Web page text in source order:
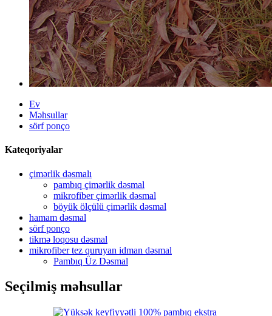
Ev
Məhsullar
sörf ponço
Kateqoriyalar
çimərlik dəsmalı
pambıq çimərlik dəsmal
mikrofiber çimərlik dəsmal
böyük ölçülü çimərlik dəsmal
hamam dəsmal
sörf ponço
tikmə loqosu dəsmal
mikrofiber tez quruyan idman dəsmal
Pambıq Üz Dəsmal
Seçilmiş məhsullar